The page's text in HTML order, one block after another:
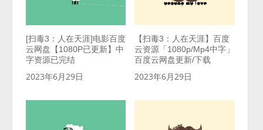
[扫毒3：人在天涯]电影百度
云网盘【1080P已更新】中
字资源已完结
2023年6月29日
【扫毒3：人在天涯】百度
云资源「1080p/Mp4中字」
百度云网盘更新/下载
2023年6月29日